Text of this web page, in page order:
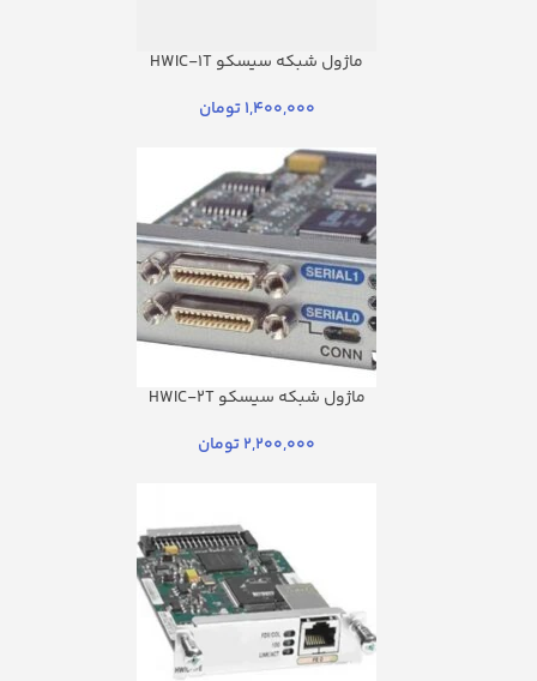
ماژول شبکه سیسکو HWIC-1T
1,400,000 تومان
ماژول شبکه سیسکو HWIC-2T
2,200,000تومان